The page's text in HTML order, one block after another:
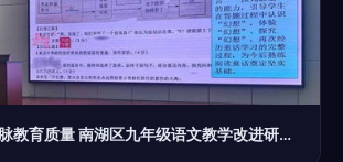
监测数据分析把脉教育质量 南湖区九年级语文教学改进研讨暨教研组长培训活动侧记